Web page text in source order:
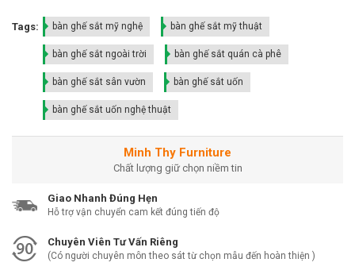
Tags: bàn ghế sắt mỹ nghệ bàn ghế sắt mỹ thuật
bàn ghế sắt ngoài trời bàn ghế sắt quán cà phê
bàn ghế sắt sân vườn bàn ghế sắt uốn
bàn ghế sắt uốn nghệ thuật
Minh Thy Furniture
Chất lượng giữ chọn niềm tin
Giao Nhanh Đúng Hẹn
Hỗ trợ vận chuyển cam kết đúng tiến độ
Chuyên Viên Tư Vấn Riêng
(Có người chuyên môn theo sát từ chọn mẫu đến hoàn thiện )